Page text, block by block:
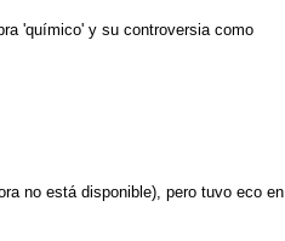
'químico' y su controversia como
no está disponible), pero tuvo eco en